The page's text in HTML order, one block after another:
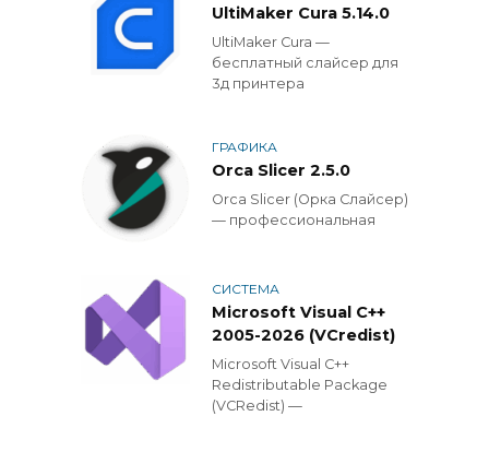
UltiMaker Cura 5.14.0
UltiMaker Cura —
бесплатный слайсер для
3д принтера
ГРАФИКА
Orca Slicer 2.5.0
Orca Slicer (Орка Слайсер)
— профессиональная
СИСТЕМА
Microsoft Visual C++
2005-2026 (VCredist)
Microsoft Visual C++
Redistributable Package
(VCRedist) —